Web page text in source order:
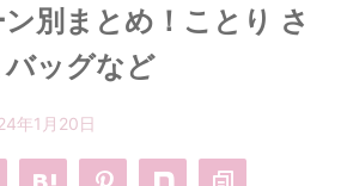
・ ライオンの隠れ家
・
・ワンピース
別まとめ！ことり さ
バッグなど
年1月20日